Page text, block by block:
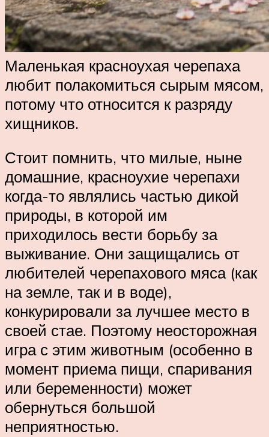
Маленькая красноухая черепаха
любит полакомиться сырым мясом,
потому что относится к разряду
хищников.
Стоит помнить, что милые, ныне
домашние, красноухие черепахи
когда-то являлись частью дикой
природы, в которой им
приходилось вести борьбу за
выживание. Они защищались от
любителей черепахового мяса (как
на земле, так и в воде),
конкурировали за лучшее место в
своей стае. Поэтому неосторожная
игра с этим животным (особенно в
момент приема пищи, спаривания
или беременности) может
обернуться большой
неприятностью.